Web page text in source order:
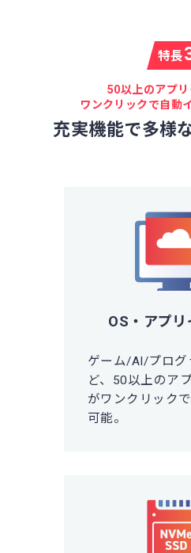
特長
50以上のアプ
ワンクリックで自動
充実機能で多様
OS・アプリ
ゲーム/AI/プログ
ど、50以上のア
がワンクリック
可能。